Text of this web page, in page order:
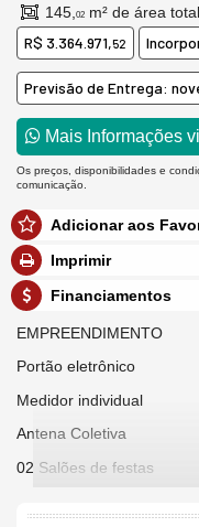
145, 02 m² de área total
R$ 3.364.971,52
Previsão de Entrega:
Mais Informações
Os preços, disponibilidades e
comunicação.
Adicionar aos
Imprimir
Financiamentos
EMPREENDIMENTO
Portão eletrônico
Medidor individual
Antena Coletiva
02 Salões de festas